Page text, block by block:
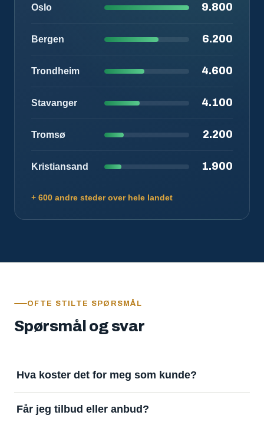
Oslo 9.800
Bergen 6.200
Trondheim 4.600
Stavanger 4.100
Tromsø 2.200
Kristiansand 1.900
+ 600 andre steder over hele landet
OFTE STILTE SPØRSMÅL
Spørsmål og svar
Hva koster det for meg som kunde?
å motta svar. Tjenesten finansieres av
Får jeg tilbud eller anbud?